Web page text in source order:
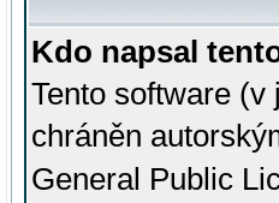
Kdo napsal
Tento software
chráněn
General Public